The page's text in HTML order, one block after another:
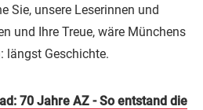
Sie, unsere Leserinnen und
und Ihre Treue, wäre Münchens
längst Geschichte.
70 Jahre AZ - So entstand die